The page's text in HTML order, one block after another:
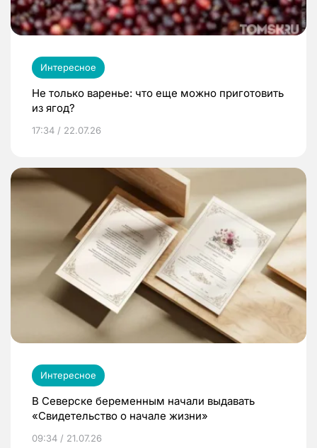
Интересное
Не только варенье: что еще можно приготовить
из ягод?
17:34 / 22.07.26
Интересное
В Северске беременным начали выдавать
«Свидетельство о начале жизни»
09:34 / 21.07.26